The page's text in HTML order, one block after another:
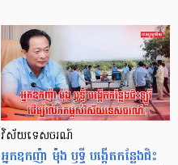
វិស័យទេសចរណ៍
អ្នកឧកញ៉ា ម៉ុង ឫទ្ធី បង្កើតកន្លែងជិះ